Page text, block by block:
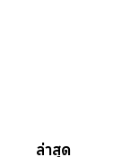
ล่าสุด